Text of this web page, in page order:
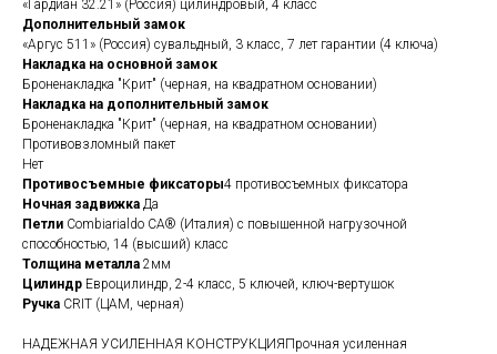
«Гардиан 32.21» (Россия) цилиндровый, 4 класс
Дополнительный замок
«Аргус 511» (Россия) сувальдный, 3 класс, 7 лет гарантии (4 ключа)
Накладка на основной замок
Броненакладка "Крит" (черная, на квадратном основании)
Накладка на дополнительный замок
Броненакладка "Крит" (черная, на квадратном основании)
Противовзломный пакет
Нет
Противосъемные фиксаторы4 противосъемных фиксатора
Ночная задвижка Да
Петли Сombiarialdo СА® (Италия) с повышенной нагрузочной
способностью, 14 (высший) класс
Толщина металла 2мм
Цилиндр Евроцилиндр, 2-4 класс, 5 ключей, ключ-вертушок
Ручка CRIT (ЦАМ, черная)
НАДЕЖНАЯ УСИЛЕННАЯ КОНСТРУКЦИЯПрочная усиленная